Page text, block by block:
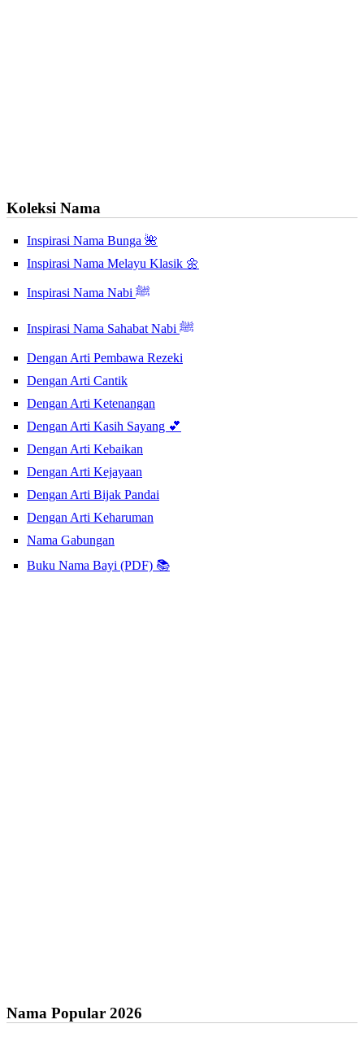
Koleksi Nama
Inspirasi Nama Bunga 🌺
Inspirasi Nama Melayu Klasik 🌼
Inspirasi Nama Nabi ﷺ
Inspirasi Nama Sahabat Nabi ﷺ
Dengan Arti Pembawa Rezeki
Dengan Arti Cantik
Dengan Arti Ketenangan
Dengan Arti Kasih Sayang 💕
Dengan Arti Kebaikan
Dengan Arti Kejayaan
Dengan Arti Bijak Pandai
Dengan Arti Keharuman
Nama Gabungan
Buku Nama Bayi (PDF) 📚
Nama Popular 2026